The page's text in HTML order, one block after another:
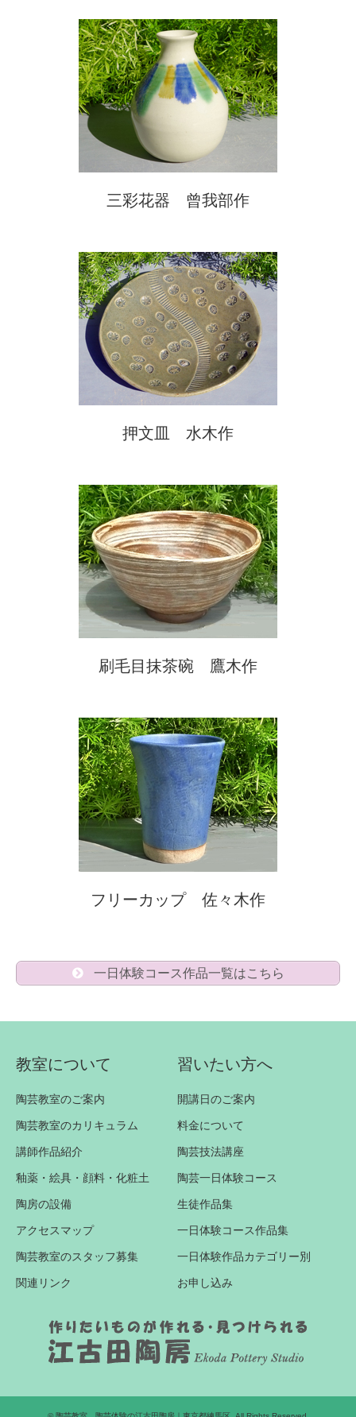
三彩花器 曾我部作
押文皿 水木作
刷毛目抹茶碗 鷹木作
フリーカップ 佐々木作
一日体験コース作品一覧はこちら
教室について
陶芸教室のご案内
陶芸教室のカリキュラム
講師作品紹介
釉薬・絵具・顔料・化粧土
陶房の設備
アクセスマップ
陶芸教室のスタッフ募集
関連リンク
習いたい方へ
開講日のご案内
料金について
陶芸技法講座
陶芸一日体験コース
生徒作品集
一日体験コース作品集
一日体験作品カテゴリー別
お申し込み